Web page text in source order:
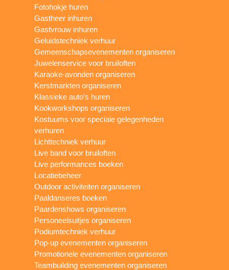
Fotohokje huren
Gastheer inhuren
Gastvrouw inhuren
Geluidstechniek verhuur
Gemeenschapsevenementen organiseren
Juwelenservice voor bruiloften
Karaoke-avonden organiseren
Kerstmarkten organiseren
Klassieke auto’s huren
Kookworkshops organiseren
Kostuums voor speciale gelegenheden
verhuren
Lichttechniek verhuur
Live band voor bruiloften
Live performances boeken
Locatiebeheer
Outdoor activiteiten organiseren
Paaldanseres boeken
Paardenshows organiseren
Personeelsuitjes organiseren
Podiumtechniek verhuur
Pop-up evenementen organiseren
Promotionele evenementen organiseren
Teambuilding evenementen organiseren